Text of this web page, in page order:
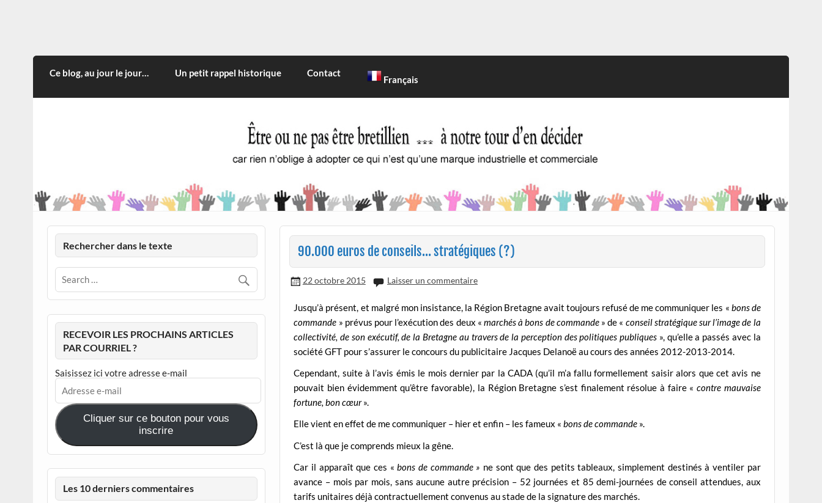
CITOYEN D'ILLE-ET-VILAINE
Ce blog, au jour le jour… Un petit rappel historique Contact
Français
90.000 euros de conseils… stratégiques (?)
22 octobre 2015 Laisser un commentaire
Jusqu’à présent, et malgré mon insistance, la Région Bretagne avait toujours refusé de me communiquer les « bons de
commande » prévus pour l’exécution des deux «marchés à bons de commande » de « conseil stratégique sur l’image de la
collectivité, de son exécutif, de la Bretagne au travers de la perception des politiques publiques », qu’elle a passés avec la
société GFT pour s’assurer le concours du publicitaire Jacques Delanoë au cours des années 2012-2013-2014.
Cependant, suite à l’avis émis le mois dernier par la CADA (qu’il m’a fallu formellement saisir alors que cet avis ne
pouvait bien évidemment qu’être favorable), la Région Bretagne s’est finalement résolue à faire « contre mauvaise
fortune, bon cœur».
Elle vient en effet de me communiquer – hier et enfin – les fameux «bons de commande ».
C’est là que je comprends mieux la gêne.
Car il apparaît que ces «bons de commande » ne sont que des petits tableaux, simplement destinés à ventiler par
avance – mois par mois, sans aucune autre précision – 52 journées et 85 demi-journées de conseil attendues, aux
tarifs unitaires déjà contractuellement convenus au stade de la signature des marchés.
Rechercher dans le texte
RECEVOIR LES PROCHAINS ARTICLES
PAR COURRIEL ?
Saisissez ici votre adresse e-mail
Adresse
e-
mail
Cliquer sur ce bouton pour vous
inscrire
Les 10 derniers commentaires